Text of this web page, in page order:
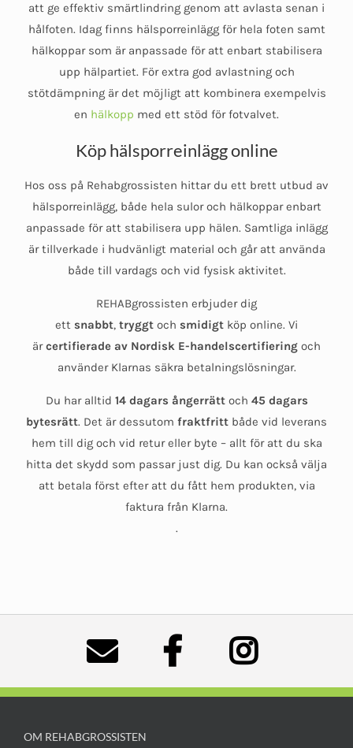
att ge effektiv smärtlindring genom att avlasta senan i
hålfoten. Idag finns hälsporreinlägg för hela foten samt
hälkoppar som är anpassade för att enbart stabilisera
upp hälpartiet. För extra god avlastning och
stötdämpning är det möjligt att kombinera exempelvis
en hälkopp med ett stöd för fotvalvet.
Köp hälsporreinlägg online
Hos oss på Rehabgrossisten hittar du ett brett utbud av
hälsporreinlägg, både hela sulor och hälkoppar enbart
anpassade för att stabilisera upp hälen. Samtliga inlägg
är tillverkade i hudvänligt material och går att använda
både till vardags och vid fysisk aktivitet.
REHABgrossisten erbjuder dig
ett snabbt, tryggt och smidigt köp online. Vi
ärcertifierade av Nordisk E-handelscertifiering och
använder Klarnas säkra betalningslösningar.
Du har alltid 14 dagars ångerrättoch 45 dagars
bytesrätt. Det är dessutom fraktfritt både vid leverans
hem till dig och vid retur eller byte – allt för att du ska
hitta det skydd som passar just dig. Du kan också välja
att betala först efter att du fått hem produkten, via
faktura från Klarna.
.
OM REHABGROSSISTEN